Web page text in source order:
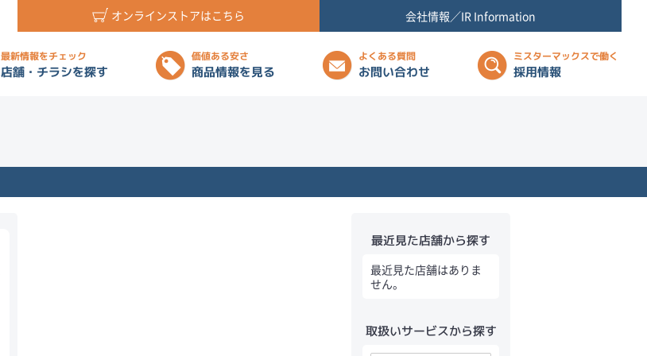
最新情報をチェック
店舗・チラシを探す
価値ある安さ
商品情報を見る
よくある質問
お問い合わせ
ミスターマックスで働く
採用情報
オンラインストアはこちら 会社情報／IR Information
最近見た店舗から探す
最近見た店舗はありま
せん。
取扱いサービスから探す